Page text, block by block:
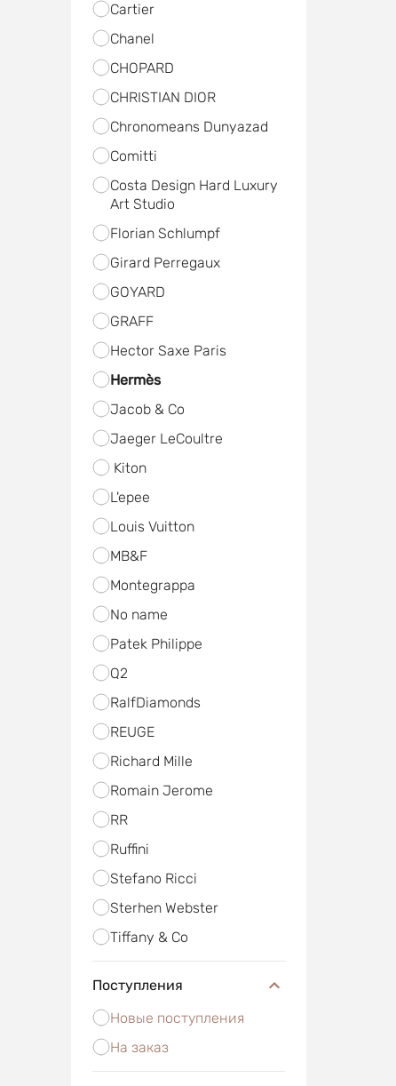
Cartier
Chanel
CHOPARD
CHRISTIAN DIOR
Chronomeans Dunyazad
Comitti
Costa Design Hard Luxury
Art Studio
Florian Schlumpf
Girard Perregaux
GOYARD
GRAFF
Hector Saxe Paris
Hermès
Jacob & Co
Jaeger LeCoultre
Kiton
L'epee
Louis Vuitton
MB&F
Mоntegrappa
No name
Patek Philippe
Q2
RalfDiamonds
REUGE
Richard Mille
Romain Jerome
RR
Ruffini
Stefano Ricci
Sterhen Webster
Tiffany & Co
Поступления
Новые поступления
На заказ